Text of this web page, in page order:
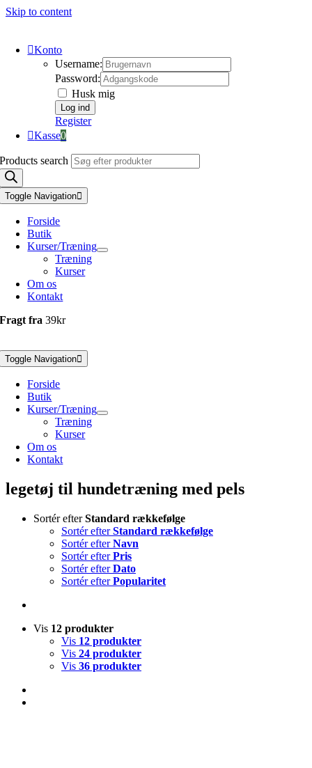
Skip to content
Konto
Username:
Password:
Husk mig
Register
Kasse0
Products search
Toggle Navigation
Forside
Butik
Kurser/Træning
Træning
Kurser
Om os
Kontakt
Fragt fra39kr
Toggle Navigation
Forside
Butik
Kurser/Træning
Træning
Kurser
Om os
Kontakt
legetøj til hundetræning med pels
Sortér efterStandard rækkefølge
Sortér efterStandard rækkefølge
Sortér efterNavn
Sortér efterPris
Sortér efterDato
Sortér efterPopularitet
Vis 12 produkter
Vis 12 produkter
Vis 24 produkter
Vis 36 produkter